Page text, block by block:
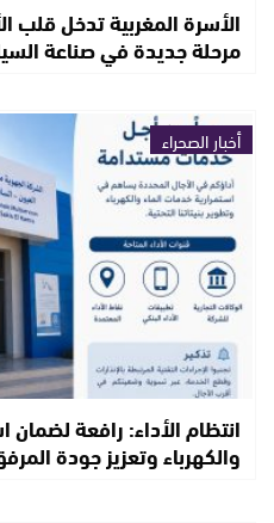
الأسرة المغربية تدخل قلب
مرحلة جديدة في صناعة
أخبار الصحراء
انتظام الأداء: رافعة
والكهرباء وتعزيز جودة